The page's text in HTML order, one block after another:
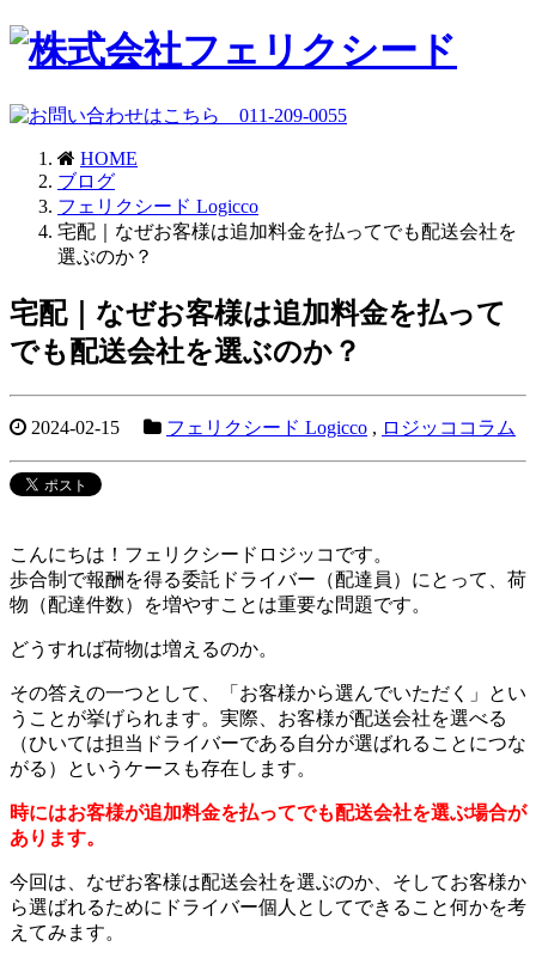
HOME
ブログ
フェリクシード Logicco
宅配｜なぜお客様は追加料金を払ってでも配送会社を
選ぶのか？
宅配｜なぜお客様は追加料金を払って
でも配送会社を選ぶのか？
2024-02-15 フェリクシード Logicco , ロジッココラム
こんにちは！フェリクシードロジッコです。
歩合制で報酬を得る委託ドライバー（配達員）にとって、荷
物（配達件数）を増やすことは重要な問題です。
どうすれば荷物は増えるのか。
その答えの一つとして、「お客様から選んでいただく」とい
うことが挙げられます。実際、お客様が配送会社を選べる
（ひいては担当ドライバーである自分が選ばれることにつな
がる）というケースも存在します。
時にはお客様が追加料金を払ってでも配送会社を選ぶ場合が
あります。
今回は、なぜお客様は配送会社を選ぶのか、そしてお客様か
ら選ばれるためにドライバー個人としてできること何かを考
えてみます。